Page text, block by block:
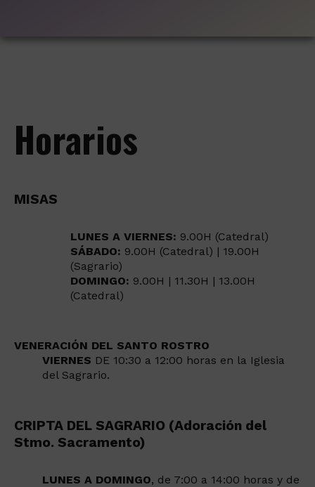
Horarios
MISAS
LUNES A VIERNES: 9.00H (Catedral)
SÁBADO: 9.00H (Catedral) | 19.00H
(Sagrario)
DOMINGO: 9.00H | 11.30H | 13.00H
(Catedral)
VENERACIÓN DEL SANTO ROSTRO
VIERNES DE 10:30 a 12:00 horas en la Iglesia
del Sagrario.
CRIPTA DEL SAGRARIO (Adoración del
Stmo. Sacramento)
LUNES A DOMINGO, de 7:00 a 14:00 horas y de